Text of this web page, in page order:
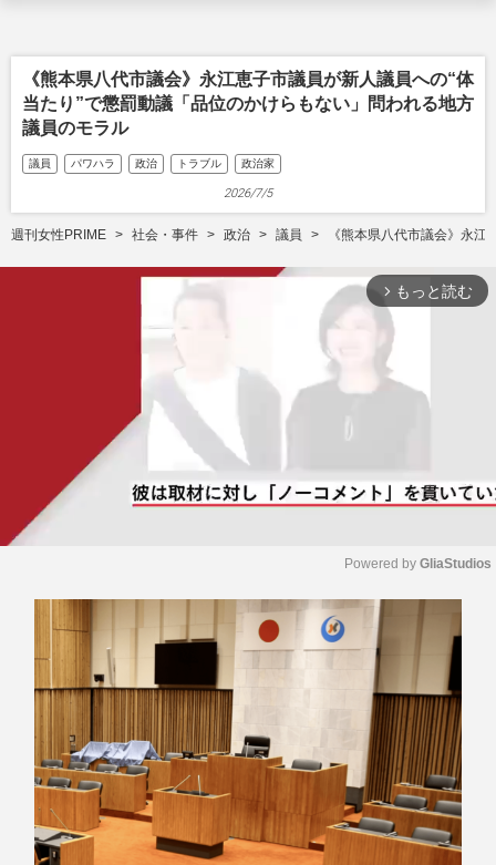
《熊本県八代市議会》永江恵子市議員が新人議員への“体
当たり”で懲罰動議「品位のかけらもない」問われる地方
議員のモラル
議員 パワハラ 政治 トラブル 政治家
2026/7/5
週刊女性PRIME 社会・事件 政治 議員 《熊本県八代市議会》永
arrow_forward_ios もっと読む
e
Powered by GliaStudios